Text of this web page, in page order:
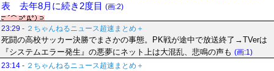
表 去年8月に続き2度目 (画:2)
23:29 - ２ちゃんねるニュース超速まとめ＋
死闘の高校サッカー決勝でまさかの事態。PK戦が途中で放送終了→TVerは
『システムエラー発生』の悪夢にネット上は大混乱、悲鳴の声も (画:1)
23:14 - ２ちゃんねるニュース超速まとめ＋